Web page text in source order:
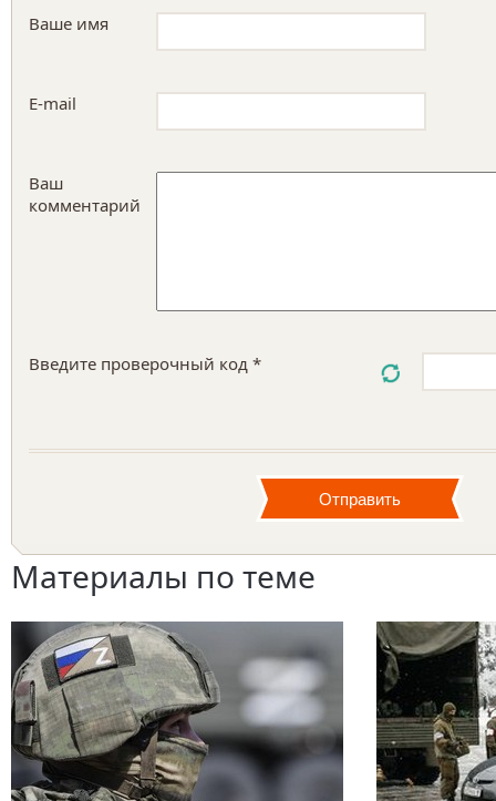
Ваше имя
E-mail
Ваш
комментарий
Введите проверочный код *
Материалы по теме